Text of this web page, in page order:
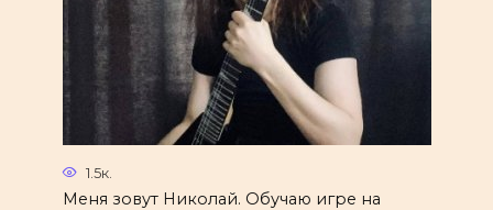
1.5к.
Меня зовут Николай. Обучаю игре на